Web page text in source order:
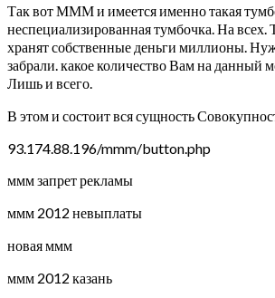
Так вот МММ и имеется именно такая
неспециализированная тумбочка. На всех.
хранят собственные деньги миллионы.
забрали. какое количество Вам на данный
Лишь и всего.
В этом и состоит вся сущность
93.174.88.196/mmm/button.php
ммм запрет рекламы
ммм 2012 невыплаты
новая ммм
ммм 2012 казань